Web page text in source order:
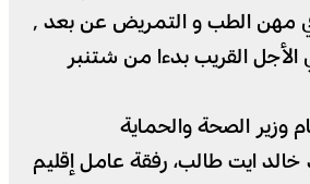
كذلك تخصصات في مهن الطب و التمريض عن بعد ٬
الأجل القريب بدءا من شتنبر
وزير الصحة والحماية
خالد ايت طالب، رفقة عامل إقليم